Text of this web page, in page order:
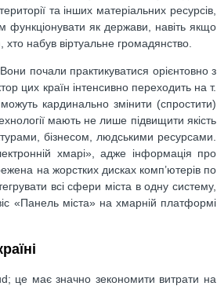
та інших матеріальних ресурсів,
функціонувати як держави, навіть якщо
набув віртуальне громадянство.
почали практикуватися орієнтовно з
цих країн інтенсивно переходить на т.
кардинально змінити (спростити)
мають не лише підвищити якість
бізнесом, людськими ресурсами.
хмарі», адже інформація про
на жорстких дисках комп’ютерів по
всі сфери міста в одну систему,
«Панель міста» на хмарній платформі
це має значно зекономити витрати на